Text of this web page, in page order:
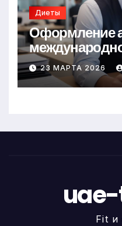
Диеты
Оформление
23 МАРТА 2026
Fit и